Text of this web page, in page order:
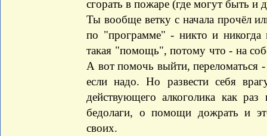
сгорать в пожаре (где могут быть и
Ты вообще ветку с начала прочёл
по "программе" - никто и никогда
такая "помощь", потому что - на
А вот помочь выйти,
если надо. Но развести себя
действующего алкоголика как
бедолаги, о помощи дожрать и
своих.